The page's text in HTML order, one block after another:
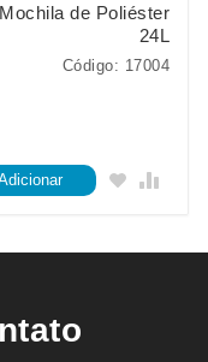
Mochila de Poliéster
24L
Código: 17004